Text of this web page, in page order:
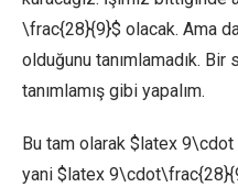
\frac{28}{9}$ olacak. Ama
olduğunu tanımlamadık.
tanımlamış gibi yapalım.
Bu tam olarak $latex
yani $latex